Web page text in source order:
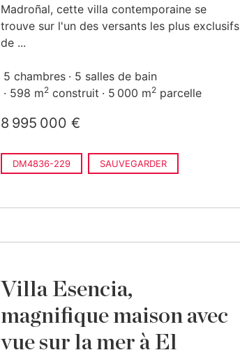
Madroñal, cette villa contemporaine se
trouve sur l'un des versants les plus exclusifs
de ...
5 chambres
5 salles de bain
598 m2 construit 5 000 m2 parcelle
8 995 000 €
DM4836-229 SAUVEGARDER
Villa Esencia,
magnifique maison avec
vue sur la mer à El